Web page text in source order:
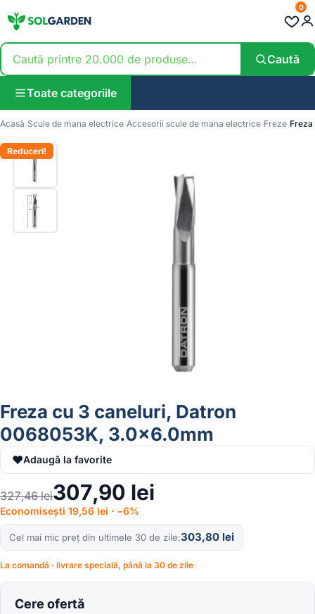
Caută
0
Toate categoriile
Acasă Scule de mana electrice Accesorii scule de mana electrice Freze
Reduceri!
Freza cu 3 caneluri, Datron
0068053K, 3.0×6.0mm
♥Adaugă la favorite
327,46lei307,90 lei
Economisești 19,56 lei · −6%
Cel mai mic preț din ultimele 30 de zile 303,80 lei
La comandă · livrare specială, până la 30 de zile
Cere ofertă